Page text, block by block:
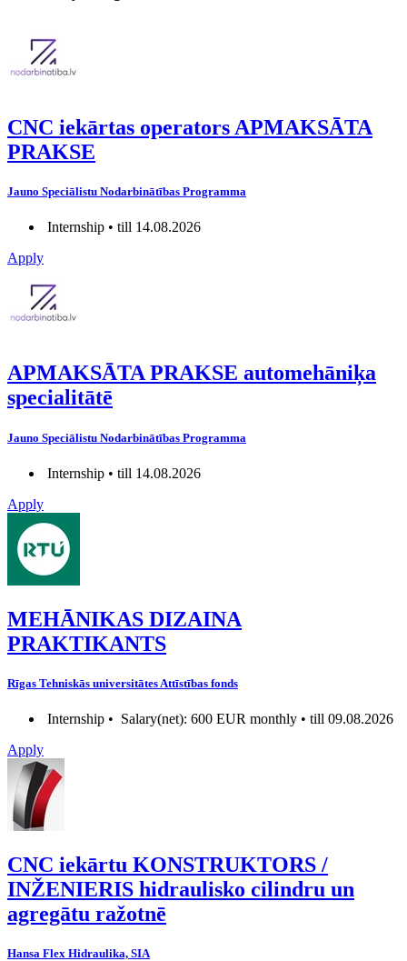
CNC iekārtas operators APMAKSĀTA
PRAKSE
Jauno Speciālistu Nodarbinātības Programma
Internship • till 14.08.2026
Apply
APMAKSĀTA PRAKSE automehāniķa
specialitātē
Jauno Speciālistu Nodarbinātības Programma
Internship • till 14.08.2026
Apply
MEHĀNIKAS DIZAINA
PRAKTIKANTS
Rīgas Tehniskās universitātes Attīstības fonds
Internship • Salary(net): 600 EUR monthly • till 09.08.2026
Apply
CNC iekārtu KONSTRUKTORS /
INŽENIERIS hidraulisko cilindru un
agregātu ražotnē
Hansa Flex Hidraulika, SIA